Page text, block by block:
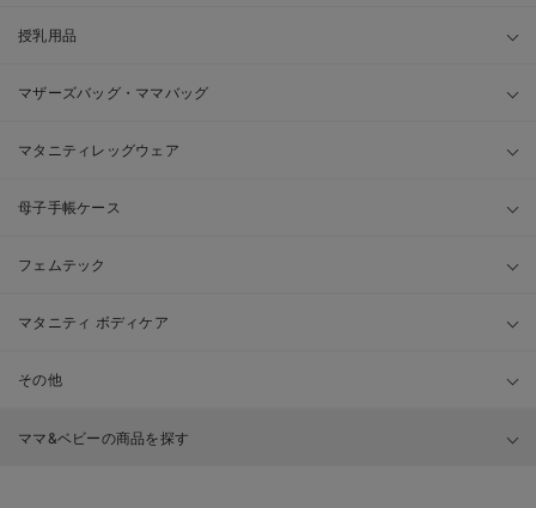
授乳用品
マザーズバッグ・ママバッグ
マタニティレッグウェア
母子手帳ケース
フェムテック
マタニティ ボディケア
その他
ママ&ベビーの商品を探す